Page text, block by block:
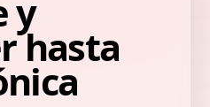
y
hasta